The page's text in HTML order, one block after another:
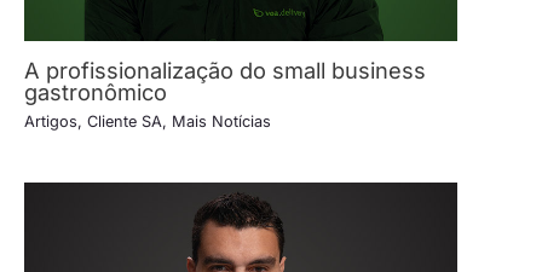
A profissionalização do small business
gastronômico
Artigos, Cliente SA, Mais Notícias